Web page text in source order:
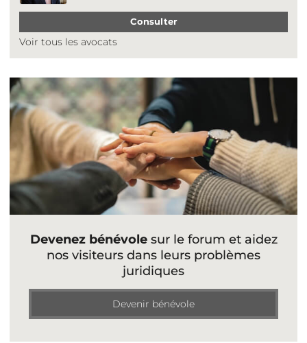
Consulter
Voir tous les avocats
Devenez bénévolesur le forum et aidez
nos visiteurs dans leurs problèmes
juridiques
Devenir bénévole